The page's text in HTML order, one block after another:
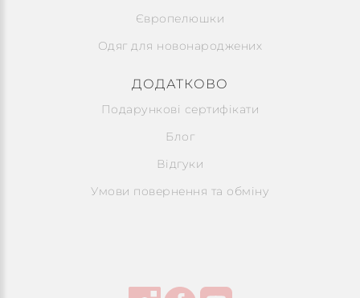
Європелюшки
Одяг для новонароджених
ДОДАТКОВО
Подарункові сертифікати
Блог
Відгуки
Умови повернення та обміну